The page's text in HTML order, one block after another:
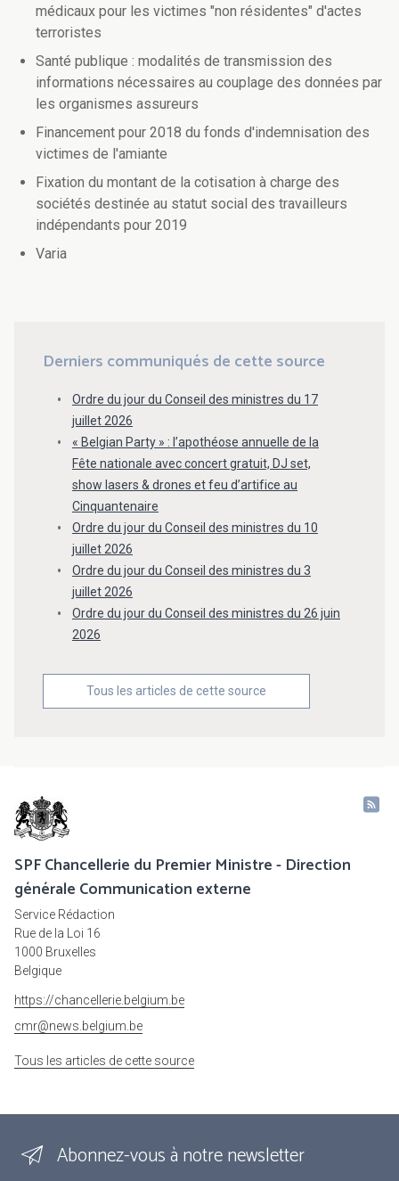
médicaux pour les victimes "non résidentes" d'actes
terroristes
Santé publique : modalités de transmission des
informations nécessaires au couplage des données par
les organismes assureurs
Financement pour 2018 du fonds d'indemnisation des
victimes de l'amiante
Fixation du montant de la cotisation à charge des
sociétés destinée au statut social des travailleurs
indépendants pour 2019
Varia
Derniers communiqués de cette source
Ordre du jour du Conseil des ministres du 17
juillet 2026
« Belgian Party » : l’apothéose annuelle de la
Fête nationale avec concert gratuit, DJ set,
show lasers & drones et feu d’artifice au
Cinquantenaire
Ordre du jour du Conseil des ministres du 10
juillet 2026
Ordre du jour du Conseil des ministres du 3
juillet 2026
Ordre du jour du Conseil des ministres du 26 juin
2026
Tous les articles de cette source
SPF Chancellerie du Premier Ministre - Direction
générale Communication externe
Service Rédaction
Rue de la Loi 16
1000 Bruxelles
Belgique
https://chancellerie.belgium.be
cmr@news.belgium.be
Tous les articles de cette source
Abonnez-vous à notre newsletter